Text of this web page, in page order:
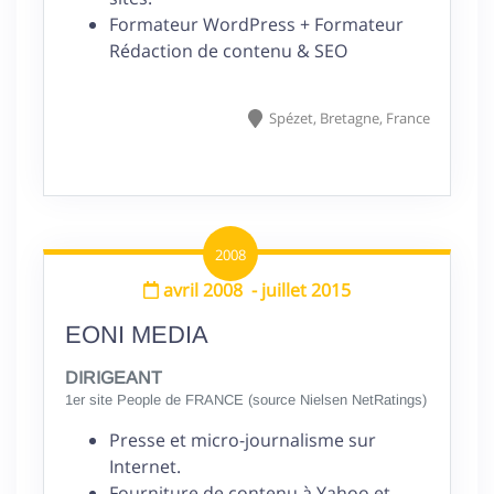
Formateur WordPress + Formateur
Rédaction de contenu & SEO
Spézet, Bretagne, France
2008
avril 2008 -juillet 2015
EONI MEDIA
DIRIGEANT
1er site People de FRANCE (source Nielsen NetRatings)
Presse et micro-journalisme sur
Internet.